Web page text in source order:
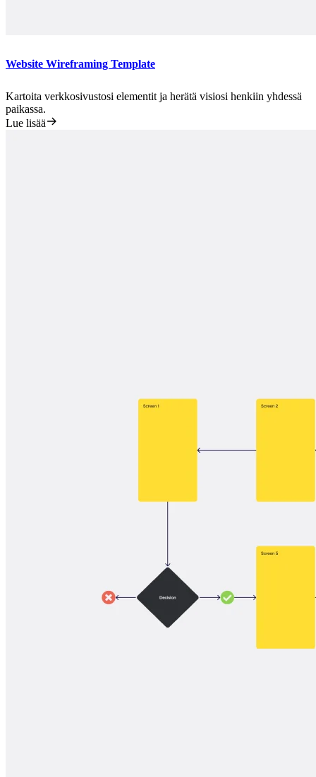
Website Wireframing Template
Kartoita verkkosivustosi elementit ja herätä visiosi henkiin yhdessä
paikassa.
Lue lisää